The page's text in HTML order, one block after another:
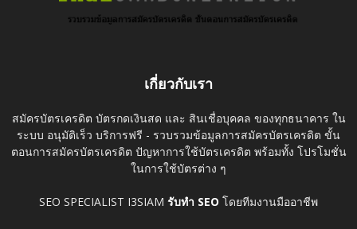
เกี่ยวกับเรา
สมัครบัตรเครดิต บัตรกดเงินสด และ สินเชื่อบุคคล ของทุกธนาคาร ใน
ระบบ อนุมัติเร็ว บริการฟรี - รวบรวมข้อมูลการสมัครบัตรเครดิต ขั้น
ตอนการสมัครบัตรเครดิต ปัญหาการใช้บัตรเครดิต พร้อมทั้ง โปรโมชั่น
ในการใช้บัตรต่าง ๆ
SEO SPECIALIST I3SIAM รับทำ SEO โดยทีมงานมืออาชีพ